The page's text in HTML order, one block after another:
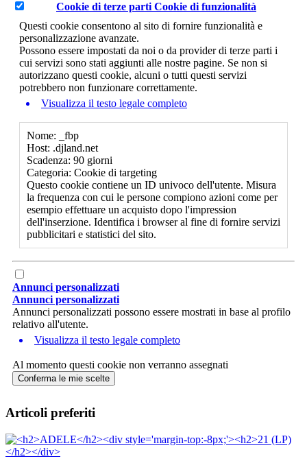
Cookie di terze parti Cookie di funzionalità
Questi cookie consentono al sito di fornire funzionalità e
personalizzazione avanzate.
Possono essere impostati da noi o da provider di terze parti i
cui servizi sono stati aggiunti alle nostre pagine. Se non si
autorizzano questi cookie, alcuni o tutti questi servizi
potrebbero non funzionare correttamente.
Visualizza il testo legale completo
Nome: _fbp
Host: .djland.net
Scadenza: 90 giorni
Categoria: Cookie di targeting
Questo cookie contiene un ID univoco dell'utente. Misura
la frequenza con cui le persone compiono azioni come per
esempio effettuare un acquisto dopo l'impression
dell'inserzione. Identifica i browser al fine di fornire servizi
pubblicitari e statistici del sito.
Annunci personalizzati
Annunci personalizzati
Annunci personalizzati possono essere mostrati in base al profilo
relativo all'utente.
Visualizza il testo legale completo
Al momento questi cookie non verranno assegnati
Conferma le mie scelte
Articoli preferiti